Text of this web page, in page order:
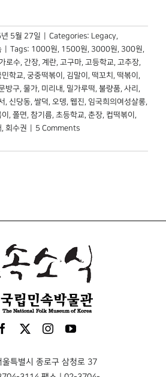
5월 27일 Categories: Legacy,
Tags: 1000원, 1500원, 3000원, 300원,
가로수, 간장, 계란, 고구마, 고등학교, 고추장,
민학교, 궁중떡볶이 , 김말이 , 떡꼬치 , 떡볶이 ,
방구, 물가, 미리내 , 밀가루떡, 불량품, 사리 ,
, 신당동, 쌀덕, 오뎅, 웹진, 임국희의여성살롱,
, 쫄면, 참기름, 초등학교, 춘장, 컵떡볶이 ,
, 회수권
5 Comments
특별시 종로구 삼청로 37